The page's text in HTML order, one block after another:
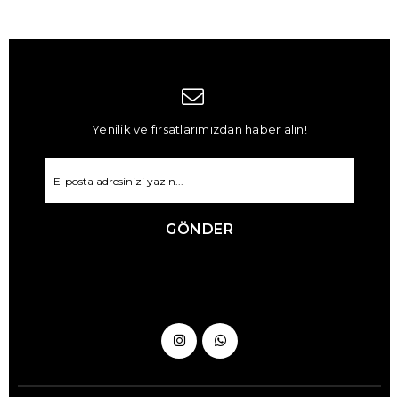
Yenilik ve fırsatlarımızdan haber alın!
GÖNDER